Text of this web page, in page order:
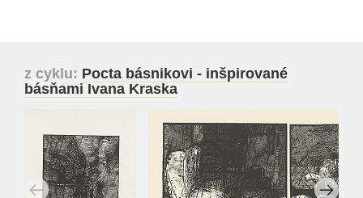
z cyklu: Pocta básnikovi - inšpirované
básňami Ivana Kraska